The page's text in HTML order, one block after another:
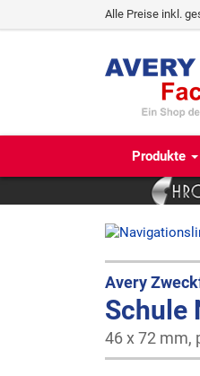
Alle Preise inkl.
Produkte
Avery
Schule
46 x 72 mm,